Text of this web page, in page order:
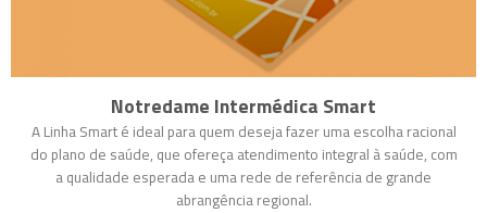
Notredame Intermédica Smart
A Linha Smart é ideal para quem deseja fazer uma escolha racional
do plano de saúde, que ofereça atendimento integral à saúde, com
a qualidade esperada e uma rede de referência de grande
abrangência regional.